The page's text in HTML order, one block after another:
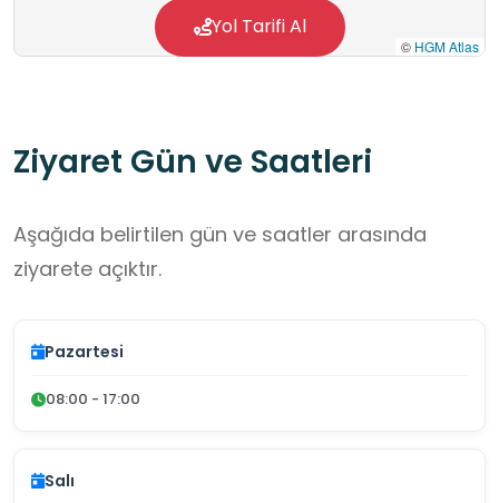
© HGM Atlas
Yol Tarifi Al
Ziyaret Gün ve Saatleri
Aşağıda belirtilen gün ve saatler arasında
ziyarete açıktır.
Pazartesi
08:00 - 17:00
Salı